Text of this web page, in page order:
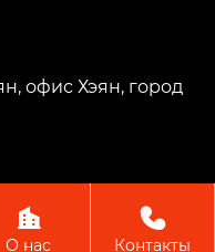
офис Хэян, город

О нас

Контакты